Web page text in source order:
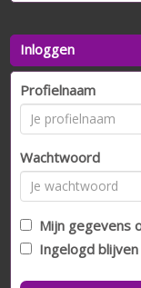
Inloggen
Profielnaam
Wachtwoord
Mijn gegevens
Ingelogd blijven